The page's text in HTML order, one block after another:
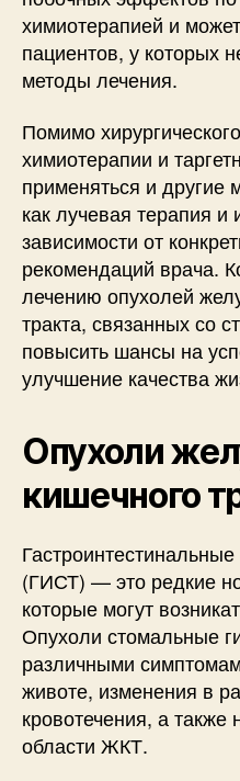
химиотерапией и
пациентов, у которых
методы лечения.
Помимо
химиотерапии и
применяться и другие
как лучевая терапия
зависимости от
рекомендаций врача.
лечению опухолей
тракта, связанных со
повысить шансы на
улучшение качества
Опухоли
кишечного
(ГИСТ) — это редкие
которые могут
Опухоли стомальные
различными
животе, изменения в
кровотечения, а
области ЖКТ.